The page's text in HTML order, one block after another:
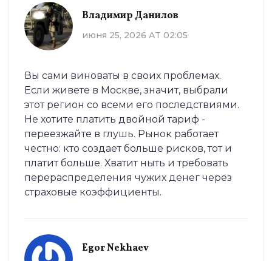
Владимир Данилов
июня 25, 2026 AT 02:05
Вы сами виноваты в своих проблемах.
Если живете в Москве, значит, выбрали
этот регион со всеми его последствиями.
Не хотите платить двойной тариф -
переезжайте в глушь. Рынок работает
честно: кто создает больше рисков, тот и
платит больше. Хватит ныть и требовать
перераспределения чужих денег через
страховые коэффициенты.
Egor Nekhaev